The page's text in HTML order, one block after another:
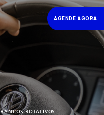
AGENDE AGORA
BANCOS ROTATIVOS